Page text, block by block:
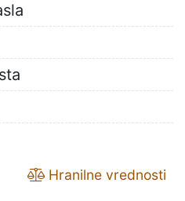
Hranilne vrednosti